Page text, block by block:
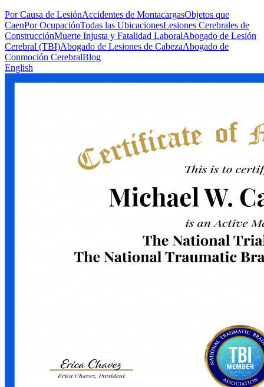
Por Causa de LesiónAccidentes de MontacargasObjetos que
CaenPor OcupaciónTodas las UbicacionesLesiones Cerebrales de
ConstrucciónMuerte Injusta y Fatalidad LaboralAbogado de Lesión
Cerebral (TBI)Abogado de Lesiones de CabezaAbogado de
Conmoción CerebralBlog
English